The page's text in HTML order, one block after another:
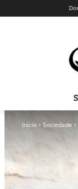
Início Sociedade